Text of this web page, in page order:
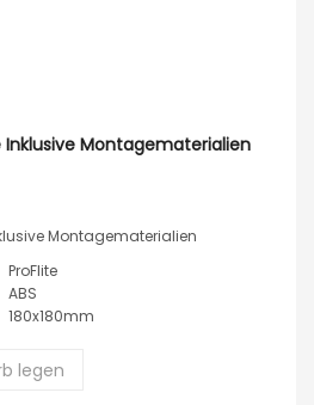
Montagematerialien
Montagematerialien
ProFlite
ABS
180x180mm
legen